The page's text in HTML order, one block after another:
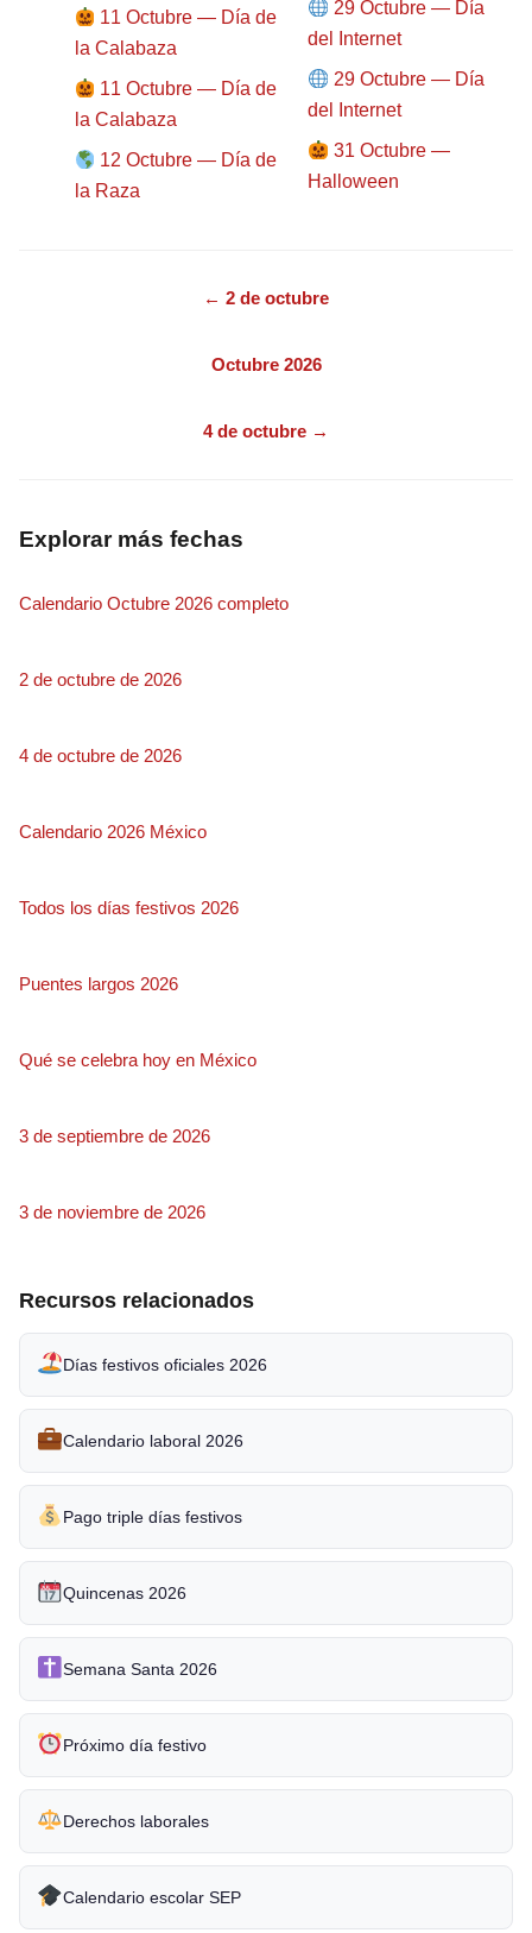
11 Octubre — Día de
la Calabaza
11 Octubre — Día de
la Calabaza
12 Octubre — Día de
la Raza
29 Octubre — Día
del Internet
29 Octubre — Día
del Internet
31 Octubre —
Halloween
← 2 de octubre
Octubre 2026
4 de octubre →
Explorar más fechas
Calendario Octubre 2026 completo
2 de octubre de 2026
4 de octubre de 2026
Calendario 2026 México
Todos los días festivos 2026
Puentes largos 2026
Qué se celebra hoy en México
3 de septiembre de 2026
3 de noviembre de 2026
Recursos relacionados
Días festivos oficiales 2026
Calendario laboral 2026
Pago triple días festivos
Quincenas 2026
Semana Santa 2026
Próximo día festivo
Derechos laborales
Calendario escolar SEP